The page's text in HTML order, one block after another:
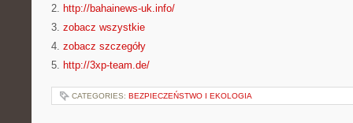
2. http://bahainews-uk.info/
3. zobacz wszystkie
4. zobacz szczegóły
5. http://3xp-team.de/
CATEGORIES: BEZPIECZEŃSTWO I EKOLOGIA